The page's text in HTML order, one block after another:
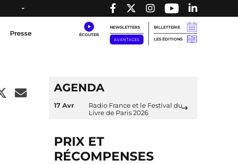
Presse
NEWSLETTERS
AVANTAGES
BILLETTERIE
LES ÉDITIONS
AGENDA
17 Avr
Radio France et le Festival du
Livre de Paris 2026
PRIX ET
RÉCOMPENSES